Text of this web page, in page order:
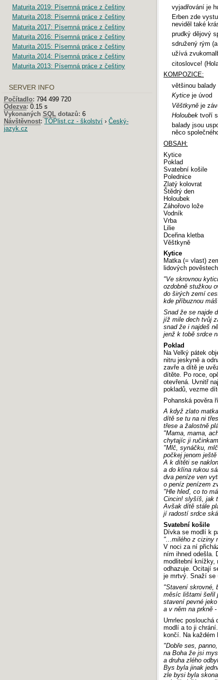
vyjadřování je
Erben zde
neviděl také
prudký dějový
sdružený rým
užívá
citoslovce!
KOMPOZICE:
většinou balady
Kyticeje úvod
Věštkyněje
Holoubektvoří
balady jsou
něco
OBSAH:
Kytice
Poklad
Svatební košile
Polednice
Zlatý kolovrat
Štědrý den
Holoubek
Záhořovo lože
Vodník
Vrba
Lilie
Dceřina kletba
Věštkyně
Kytice
Matka (= vlast)
lidových
"Ve skrovnou
ozdobně stužkou
do širých zemí
kde příbuznou
Snad že se najde
jíž mile dech tvůj
snad že i najdeš
jenž k tobě srdce
Poklad
Na Velký pátek
nitru jeskyně a
zavře a dítě je
dítěte. Po roce,
otevřená. Uvnitř
pokladů, vezme
Pohanská pověra
A když zlato
dítě se tu na ni
třese a žalostně
"Mama, mama,
chytajíc ji
"Mlč, synáčku,
počkej jenom
A k dítěti se
a do klína rukou
dva peníze ven
o peníz penízem
"Hle hleď, co to
Cincin! slyšíš, jak
Avšak dítě stále
jí radostí srdce
Svatební košile
Dívka se modlí k
"...milého z ciziny
V noci za ní
ním ihned odešla.
modlitební knížky,
odhazuje. Ocitají
je mrtvý. Snaží se
"Stavení skrovné,
měsíc lištami šeřil
stavení pevné
a v něm na prkně
Umrlec poslouchá
modlí a to ji
končí. Na každém
"Dobře ses,
na Boha že jsi
a druha zlého
Bys byla jinak
zle bysi byla
Maturita 2019: Písemná práce z češtiny
Maturita 2018: Písemná práce z češtiny
Maturita 2017: Písemná práce z češtiny
Maturita 2016: Písemná práce z češtiny
Maturita 2015: Písemná práce z češtiny
Maturita 2014: Písemná práce z češtiny
Maturita 2013: Písemná práce z češtiny
SERVER INFO
Počítadlo: 794 499 720
Odezva: 0.15 s
Vykonaných SQL dotazů: 6
Návštěvnost: TOPlist.cz - školství › Český-
jazyk.cz